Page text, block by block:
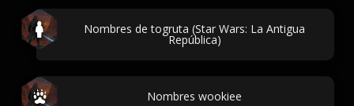
Nombres de togruta (Star Wars: La Antigua
República)
Nombres wookiee